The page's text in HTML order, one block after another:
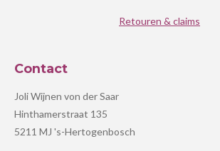
Retouren & claims
Contact
Joli Wijnen von der Saar
Hinthamerstraat 135
5211 MJ 's-Hertogenbosch